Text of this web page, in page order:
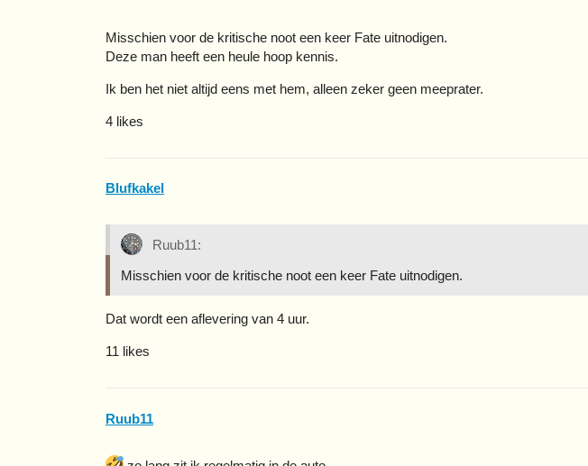
Misschien voor de kritische noot een keer Fate uitnodigen.
Deze man heeft een heule hoop kennis.
Ik ben het niet altijd eens met hem, alleen zeker geen meeprater.
4 likes
Blufkakel
Ruub11:
Misschien voor de kritische noot een keer Fate uitnodigen.
Dat wordt een aflevering van 4 uur.
11 likes
Ruub11